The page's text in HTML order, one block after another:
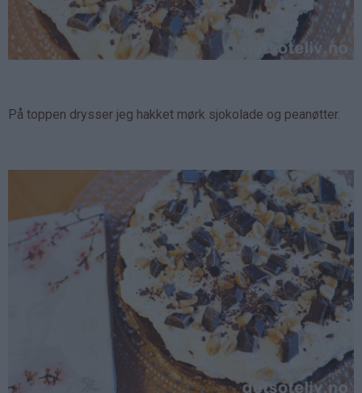
På toppen drysser jeg hakket mørk sjokolade og peanøtter.